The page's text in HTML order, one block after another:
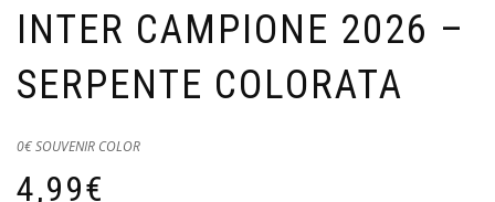
INTER CAMPIONE 2026 –
SERPENTE COLORATA
0€ SOUVENIR COLOR
4,99€